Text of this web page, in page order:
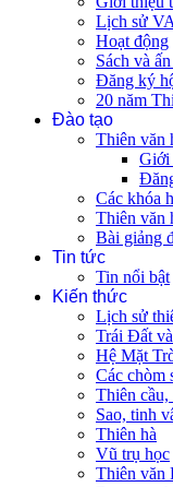
Lịch sử
Hoạt động
Sách và
Đăng ký
20 năm
Đào tạo
Thiên văn
Giới
Các khóa
Thiên văn
Bài giảng
Tin tức
Tin nổi bật
Kiến thức
Lịch sử
Trái Đất
Hệ Mặt
Các chòm
Thiên cầu,
Sao, tinh
Thiên hà
Vũ trụ học
Thiên văn